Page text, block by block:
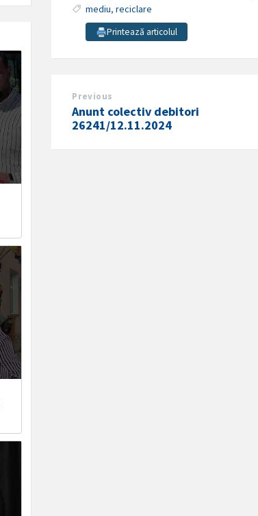
mediu,reciclare
Printează articolul
Previous
Anunt colectiv debitori
26241/12.11.2024